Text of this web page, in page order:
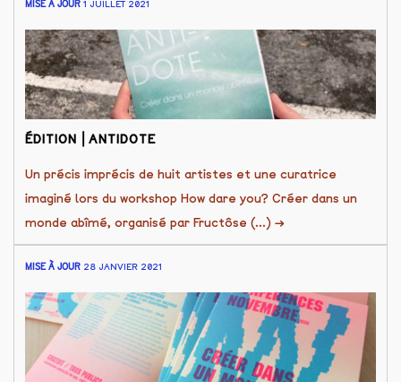
MISE À JOUR 1 JUILLET 2021
ÉDITION ⎜ANTIDOTE
Un précis imprécis de huit artistes et une curatrice
imaginé lors du workshop How dare you? Créer dans un
monde abîmé, organisé par Fructôse (...) →
MISE À JOUR 28 JANVIER 2021